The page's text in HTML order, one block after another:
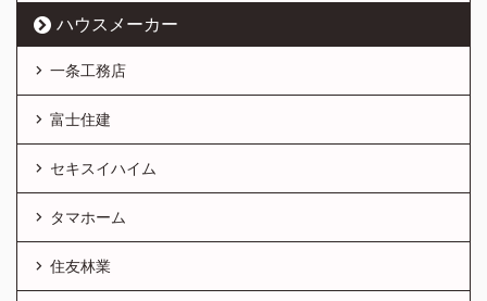
ハウスメーカー
一条工務店
富士住建
セキスイハイム
タマホーム
住友林業